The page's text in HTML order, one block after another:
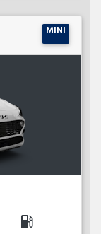
MINI
local_gas_station